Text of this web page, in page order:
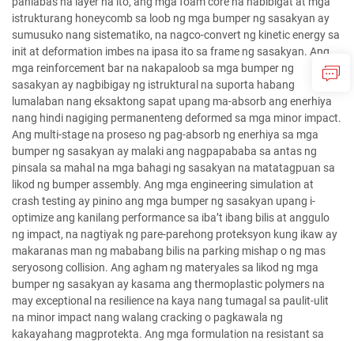
istrukturang honeycomb sa loob ng mga bumper ng sasakyan ay
sumusuko nang sistematiko, na nagco-convert ng kinetic energy sa
init at deformation imbes na ipasa ito sa frame ng sasakyan. Ang
mga reinforcement bar na nakapaloob sa mga bumper ng
sasakyan ay nagbibigay ng istruktural na suporta habang
lumalaban nang eksaktong sapat upang ma-absorb ang enerhiya
nang hindi nagiging permanenteng deformed sa mga minor impact.
Ang multi-stage na proseso ng pag-absorb ng enerhiya sa mga
bumper ng sasakyan ay malaki ang nagpapababa sa antas ng
pinsala sa mahal na mga bahagi ng sasakyan na matatagpuan sa
likod ng bumper assembly. Ang mga engineering simulation at
crash testing ay pinino ang mga bumper ng sasakyan upang i-
optimize ang kanilang performance sa iba’t ibang bilis at anggulo
ng impact, na nagtiyak ng pare-parehong proteksyon kung ikaw ay
makaranas man ng mababang bilis na parking mishap o ng mas
seryosong collision. Ang agham ng materyales sa likod ng mga
bumper ng sasakyan ay kasama ang thermoplastic polymers na
may exceptional na resilience na kaya nang tumagal sa paulit-ulit
na minor impact nang walang cracking o pagkawala ng
kakayahang magprotekta. Ang mga formulation na resistant sa